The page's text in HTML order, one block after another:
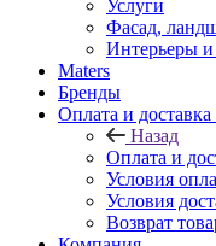
Услуги
Фасад,
Интерьеры
Maters
Бренды
Оплата и доставка
Назад
Оплата и
Условия
Условия
Возврат